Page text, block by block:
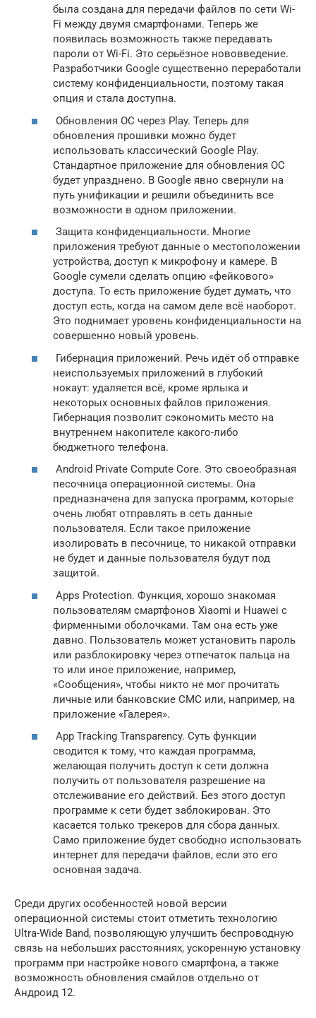
была создана для передачи файлов по сети Wi-
Fi между двумя смартфонами. Теперь же
появилась возможность также передавать
пароли от Wi-Fi. Это серьёзное нововведение.
Разработчики Google существенно переработали
систему конфиденциальности, поэтому такая
опция и стала доступна.
Обновления ОС через Play. Теперь для
обновления прошивки можно будет
использовать классический Google Play.
Стандартное приложение для обновления ОС
будет упразднено. В Google явно свернули на
путь унификации и решили объединить все
возможности в одном приложении.
Защита конфиденциальности. Многие
приложения требуют данные о местоположении
устройства, доступ к микрофону и камере. В
Google сумели сделать опцию «фейкового»
доступа. То есть приложение будет думать, что
доступ есть, когда на самом деле всё наоборот.
Это поднимает уровень конфиденциальности на
совершенно новый уровень.
Гибернация приложений. Речь идёт об отправке
неиспользуемых приложений в глубокий
нокаут: удаляется всё, кроме ярлыка и
некоторых основных файлов приложения.
Гибернация позволит сэкономить место на
внутреннем накопителе какого-либо
бюджетного телефона.
Android Private Compute Core. Это своеобразная
песочница операционной системы. Она
предназначена для запуска программ, которые
очень любят отправлять в сеть данные
пользователя. Если такое приложение
изолировать в песочнице, то никакой отправки
не будет и данные пользователя будут под
защитой.
Apps Protection. Функция, хорошо знакомая
пользователям смартфонов Xiaomi и Huawei с
фирменными оболочками. Там она есть уже
давно. Пользователь может установить пароль
или разблокировку через отпечаток пальца на
то или иное приложение, например,
«Сообщения», чтобы никто не мог прочитать
личные или банковские СМС или, например, на
приложение «Галерея».
App Tracking Transparency. Суть функции
сводится к тому, что каждая программа,
желающая получить доступ к сети должна
получить от пользователя разрешение на
отслеживание его действий. Без этого доступ
программе к сети будет заблокирован. Это
касается только трекеров для сбора данных.
Само приложение будет свободно использовать
интернет для передачи файлов, если это его
основная задача.
Среди других особенностей новой версии
операционной системы стоит отметить технологию
Ultra-Wide Band, позволяющую улучшить беспроводную
связь на небольших расстояниях, ускоренную установку
программ при настройке нового смартфона, а также
возможность обновления смайлов отдельно от
Андроид 12.